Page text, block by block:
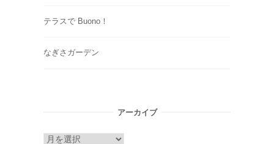
テラスで Buono！
なぎさガーデン
アーカイブ
ア